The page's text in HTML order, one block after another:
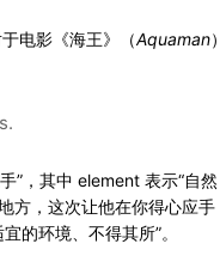
电影《海王》（Aquaman）
”，其中 element 表示“自然
方，这次让他在你得心应手
的环境、不得其所”。